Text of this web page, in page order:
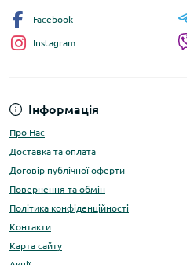
Інформація
Про Нас
Доставка та оплата
Договір публічної оферти
Повернення та обмін
Політика конфіденційності
Контакти
Карта сайту
Facebook
Instagram